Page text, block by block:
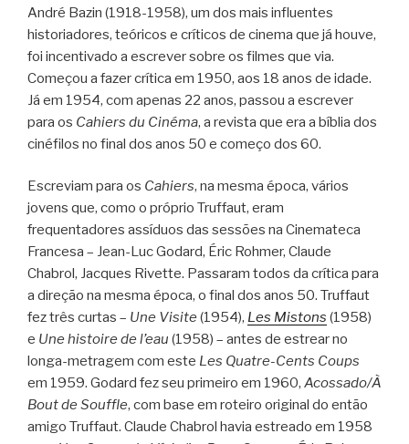
André Bazin (1918-1958), um dos mais influentes
historiadores, teóricos e críticos de cinema que já houve,
foi incentivado a escrever sobre os filmes que via.
Começou a fazer crítica em 1950, aos 18 anos de idade.
Já em 1954, com apenas 22 anos, passou a escrever
para os Cahiers du Cinéma, a revista que era a bíblia dos
cinéfilos no final dos anos 50 e começo dos 60.
Escreviam para os Cahiers, na mesma época, vários
jovens que, como o próprio Truffaut, eram
frequentadores assíduos das sessões na Cinemateca
Francesa – Jean-Luc Godard, Éric Rohmer, Claude
Chabrol, Jacques Rivette. Passaram todos da crítica para
a direção na mesma época, o final dos anos 50. Truffaut
fez três curtas – Une Visite (1954), Les Mistons (1958)
e Une histoire de l’eau (1958) – antes de estrear no
longa-metragem com este Les Quatre-Cents Coups
em 1959. Godard fez seu primeiro em 1960, Acossado/À
Bout de Souffle, com base em roteiro original do então
amigo Truffaut. Claude Chabrol havia estreado em 1958